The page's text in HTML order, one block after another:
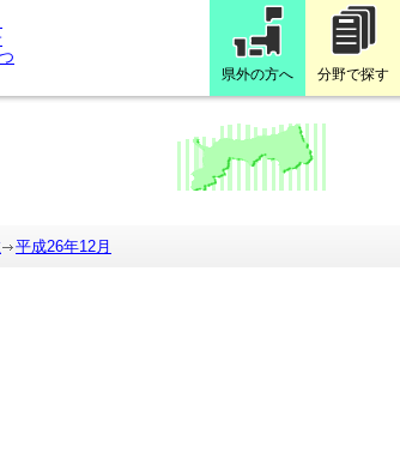
県外の方へ 分野で探す
平成26年12月